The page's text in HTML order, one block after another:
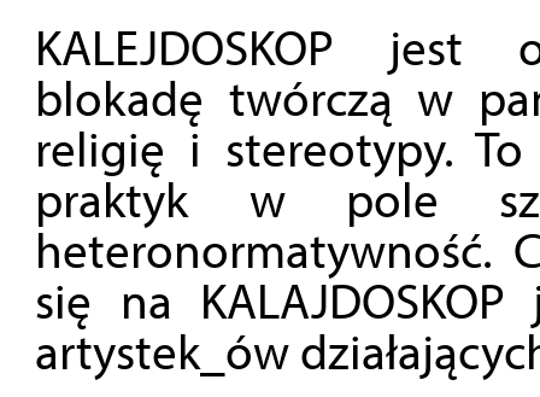
KALEJDOSKOP
blokadę twórczą w
religię i stereotypy. To
praktyk w pole
heteronormatywność.
się na
artystek_ów